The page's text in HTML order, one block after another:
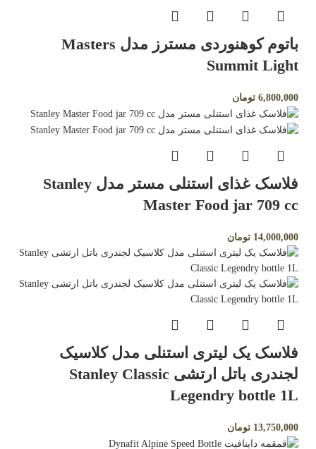
باتوم کوهنوردی مسترز مدل Masters
Summit Light
6,800,000 تومان
فلاسک غذای استنلی مستر مدل Stanley
Master Food jar 709 cc
14,000,000 تومان
فلاسک یک لیتری استنلی مدل کلاسیک
لجندری باتل ارتشی Stanley Classic
Legendry bottle 1L
13,750,000 تومان